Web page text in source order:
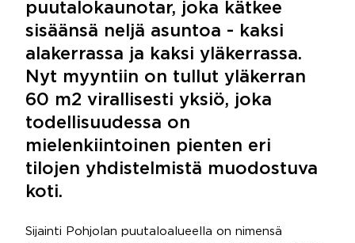
puutalokaunotar, joka kätkee
sisäänsä neljä asuntoa - kaksi
alakerrassa ja kaksi yläkerrassa.
Nyt myyntiin on tullut yläkerran
60 m2 virallisesti yksiö, joka
todellisuudessa on
mielenkiintoinen pienten eri
tilojen yhdistelmistä muodostuva
koti.
Sijainti Pohjolan puutaloalueella on nimensä